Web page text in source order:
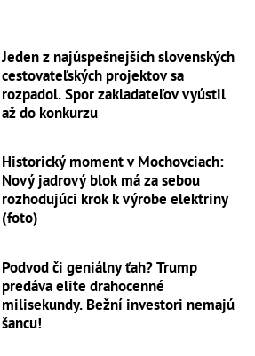
Jeden z najúspešnejších slovenských
cestovateľských projektov sa
rozpadol. Spor zakladateľov vyústil
až do konkurzu
Historický moment v Mochovciach:
Nový jadrový blok má za sebou
rozhodujúci krok k výrobe elektriny
(foto)
Podvod či geniálny ťah? Trump
predáva elite drahocenné
milisekundy. Bežní investori nemajú
šancu!